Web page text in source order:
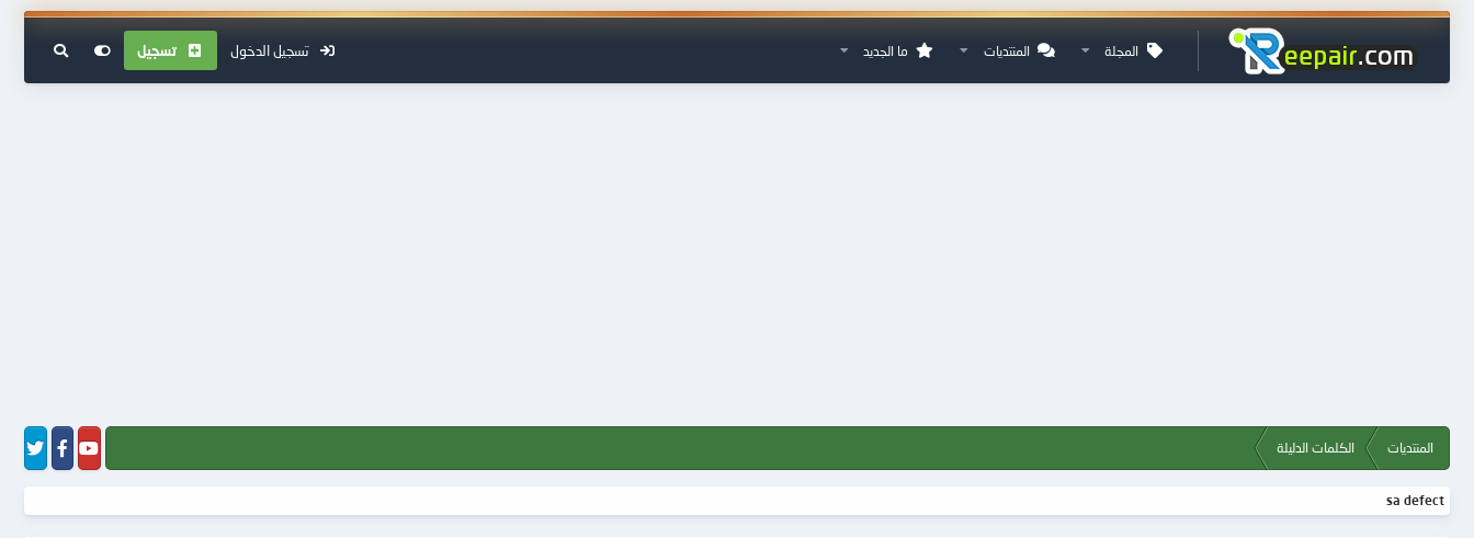
المجلة المنتديات ما الجديد تسجيل الدخول تسجيل
المنتديات الكلمات الدليلة
sa defect